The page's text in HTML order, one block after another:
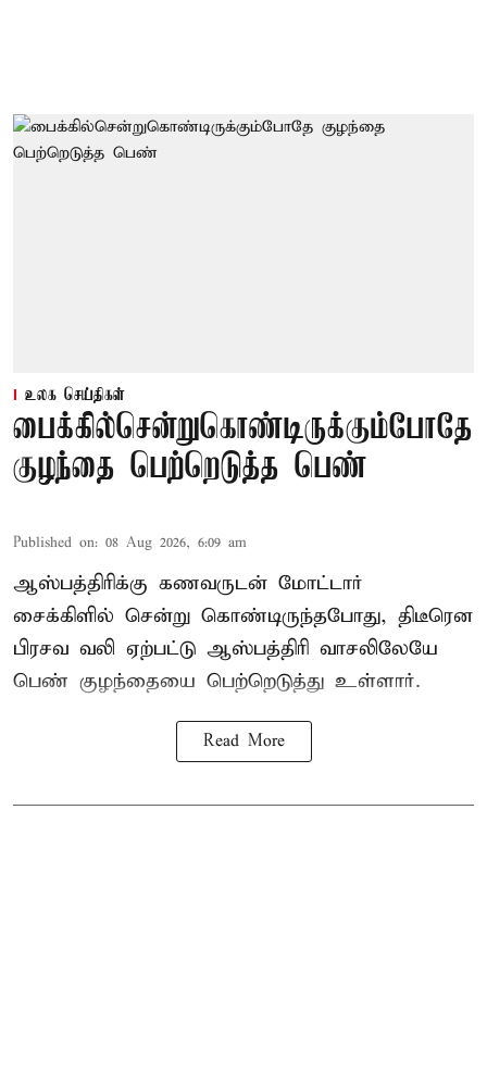
உலக செய்திகள்
பைக்கில்சென்றுகொண்டிருக்கும்போதே
குழந்தை பெற்றெடுத்த பெண்
Published on: 08 Aug 2026, 6:09 am
ஆஸ்பத்திரிக்கு கணவருடன் மோட்டார்
சைக்கிளில் சென்று கொண்டிருந்தபோது, திடீரென
பிரசவ வலி ஏற்பட்டு ஆஸ்பத்திரி வாசலிலேயே
பெண் குழந்தையை பெற்றெடுத்து உள்ளார்.
Read More